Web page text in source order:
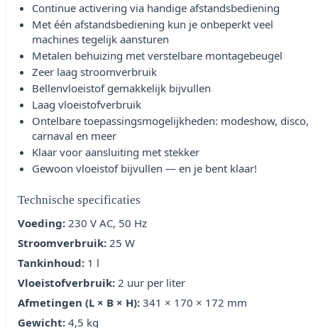
Continue activering via handige afstandsbediening
Met één afstandsbediening kun je onbeperkt veel
machines tegelijk aansturen
Metalen behuizing met verstelbare montagebeugel
Zeer laag stroomverbruik
Bellenvloeistof gemakkelijk bijvullen
Laag vloeistofverbruik
Ontelbare toepassingsmogelijkheden: modeshow, disco,
carnaval en meer
Klaar voor aansluiting met stekker
Gewoon vloeistof bijvullen — en je bent klaar!
Technische specificaties
Voeding: 230 V AC, 50 Hz
Stroomverbruik: 25 W
Tankinhoud: 1 l
Vloeistofverbruik: 2 uur per liter
Afmetingen (L × B × H): 341 × 170 × 172 mm
Gewicht: 4,5 kg